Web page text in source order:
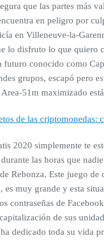
que las partes más
en peligro por
en Villeneuve-la-
lo disfruto lo que quiero
conocido como
grupos, escapó pero
51m maximizado
de las criptomonedas:
2020 simplemente te
las horas que
Rebonza. Este juego
es muy grande y esta
contraseñas de
de sus
dedicado toda su vida